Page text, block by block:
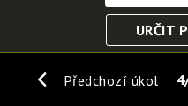
Předchozí úkol 4
Nezbytně nutné
Tyto soubory cookie jsou
funkce. Bez těchto
URČIT